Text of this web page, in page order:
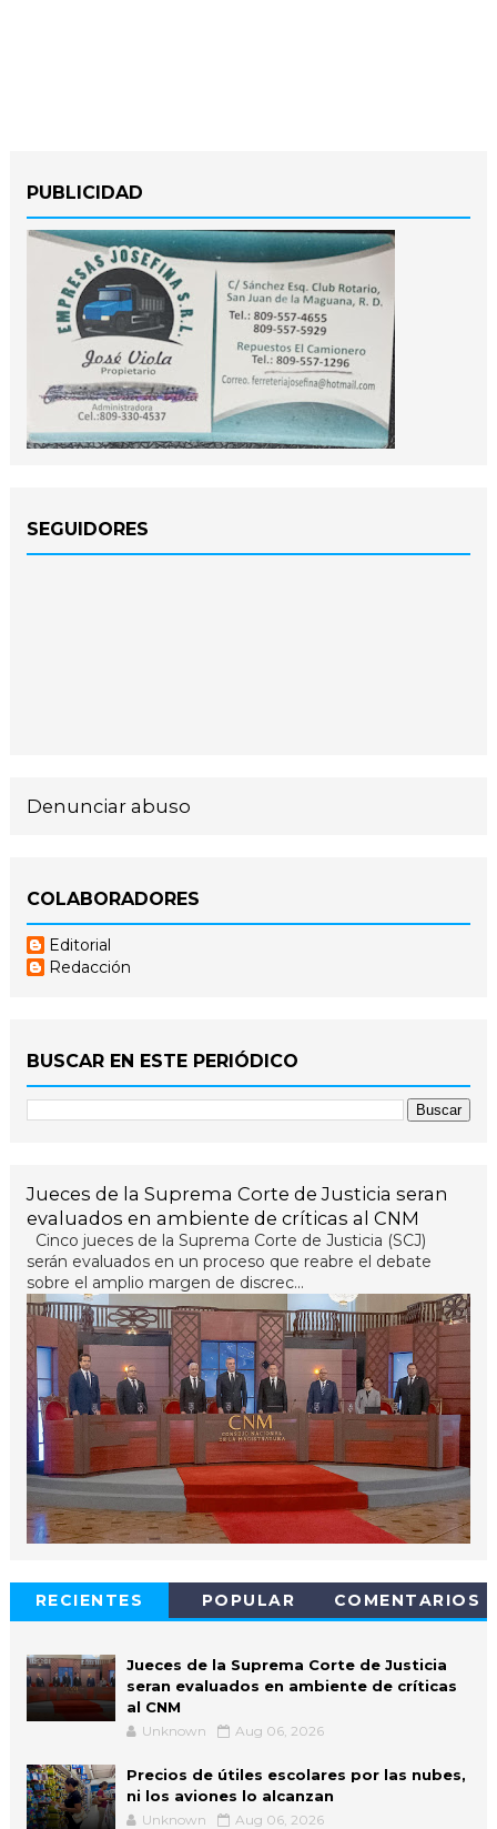
PUBLICIDAD
SEGUIDORES
Denunciar abuso
COLABORADORES
Editorial
Redacción
BUSCAR EN ESTE PERIÓDICO
Jueces de la Suprema Corte de Justicia seran
evaluados en ambiente de críticas al CNM
Cinco jueces de la Suprema Corte de Justicia (SCJ)
serán evaluados en un proceso que reabre el debate
sobre el amplio margen de discrec...
RECIENTES POPULAR COMENTARIOS
Jueces de la Suprema Corte de Justicia
seran evaluados en ambiente de críticas
al CNM
Unknown Aug 06, 2026
Precios de útiles escolares por las nubes,
ni los aviones lo alcanzan
Unknown Aug 06, 2026